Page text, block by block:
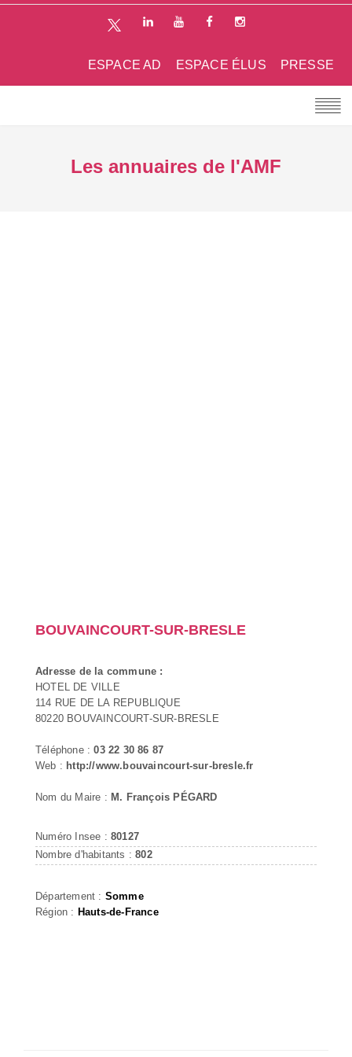
PRESSE
ESPACE ÉLUS
ESPACE AD
Les annuaires de l'AMF
BOUVAINCOURT-SUR-BRESLE
Adresse de la commune :
HOTEL DE VILLE
114 RUE DE LA REPUBLIQUE
80220 BOUVAINCOURT-SUR-BRESLE
Téléphone :03 22 30 86 87
Web : http://www.bouvaincourt-sur-bresle.fr
Nom du Maire : M. François PÉGARD
Numéro Insee : 80127
Nombre d'habitants :802
Département : Somme
Région : Hauts-de-France